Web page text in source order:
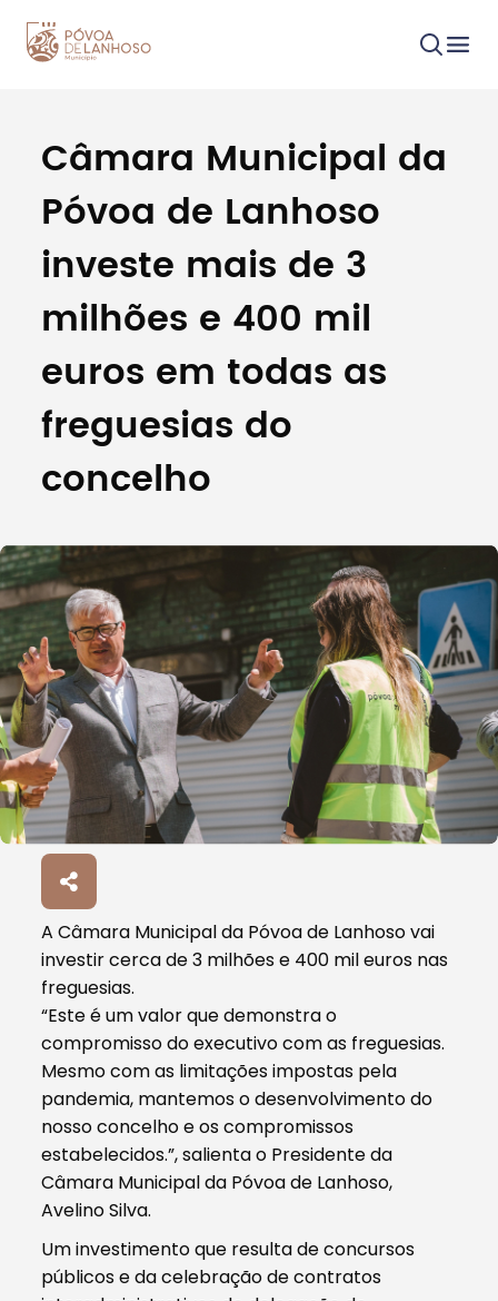
Procurar
Tipo de conteúdo
Filtros
Câmara Municipal da
Póvoa de Lanhoso
investe mais de 3
milhões e 400 mil
euros em todas as
freguesias do
concelho
A Câmara Municipal da Póvoa de Lanhoso vai
investir cerca de 3 milhões e 400 mil euros nas
freguesias.
“Este é um valor que demonstra o
compromisso do executivo com as freguesias.
Mesmo com as limitações impostas pela
pandemia, mantemos o desenvolvimento do
nosso concelho e os compromissos
estabelecidos.”, salienta o Presidente da
Câmara Municipal da Póvoa de Lanhoso,
Avelino Silva.
Um investimento que resulta de concursos
públicos e da celebração de contratos